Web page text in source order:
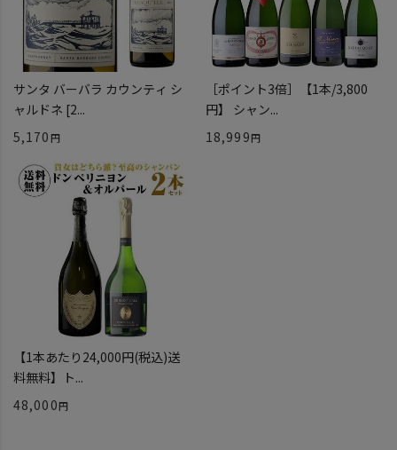
サンタ バーバラ カウンティ シ
ャルドネ [2...
5,170
［ポイント3倍］【1本/3,800
円】 シャン...
18,999
【1本あたり24,000円(税込)送
料無料】ト...
48,000